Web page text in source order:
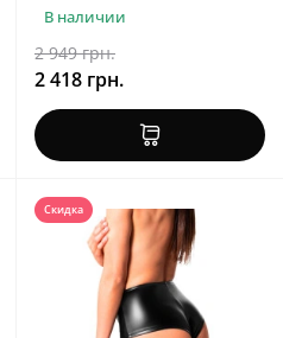
В наличии
2 949 грн.
2 418 грн.
Скидка